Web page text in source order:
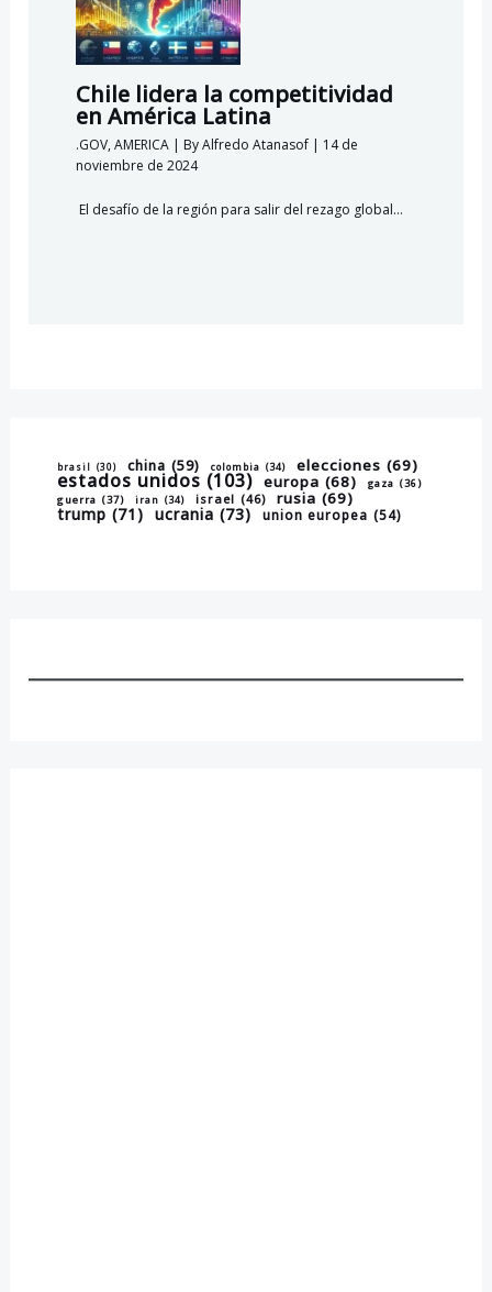
brasil (30) china (59) colombia (34) elecciones (69)
estados unidos (103) europa (68) gaza (36)
guerra (37) iran (34) israel (46) rusia (69)
trump (71) ucrania (73) union europea (54)
Chile lidera la competitividad
en América Latina
.GOV,AMERICA| ByAlfredo Atanasof | 14 de
noviembre de 2024
El desafío de la región para salir del rezago global…